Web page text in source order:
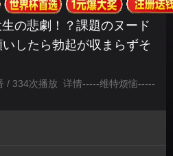
の悲劇！？課題のヌード
したら勃起が収まらずそ
/ 334次播放 详情-----维特烦恼-----